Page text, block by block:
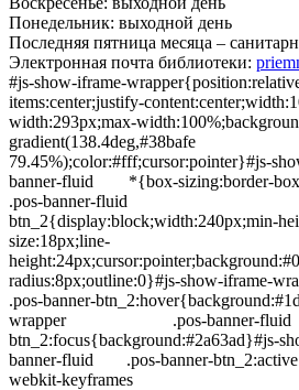
Понедельник: выходной день
Последняя пятница месяца –
Электронная почта библиотеки:
#js-show-iframe-
items:center;justify-
width:293px;max-
79.45%);color:#fff;cursor:pointer}#js-
banner-fluid *{box-sizing:border-
.pos-banner-fluid
btn_2{display:block;width:240px;min-
size:18px;line-
radius:8px;outline:0}#js-show-iframe-
.pos-banner-
wrapper .pos-banner-
btn_2:focus{background:#2a63ad}#js-
banner-fluid .pos-banner-
webkit-keyframes